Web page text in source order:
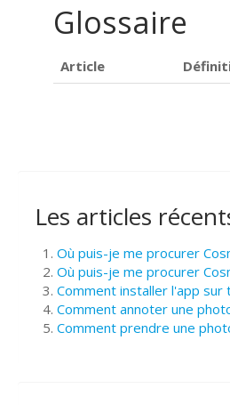
Glossaire
Article
Les articles
Où puis-je me procurer
Où puis-je me procurer
Comment installer l'app sur
Comment annoter une
Comment prendre une